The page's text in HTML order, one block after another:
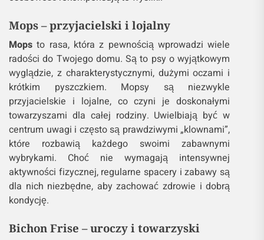
Mops – przyjacielski i lojalny
Mops to rasa, która z pewnością wprowadzi wiele
radości do Twojego domu. Są to psy o wyjątkowym
wyglądzie, z charakterystycznymi, dużymi oczami i
krótkim pyszczkiem. Mopsy są niezwykle
przyjacielskie i lojalne, co czyni je doskonałymi
towarzyszami dla całej rodziny. Uwielbiają być w
centrum uwagi i często są prawdziwymi „klownami”,
które rozbawią każdego swoimi zabawnymi
wybrykami. Choć nie wymagają intensywnej
aktywności fizycznej, regularne spacery i zabawy są
dla nich niezbędne, aby zachować zdrowie i dobrą
kondycję.
Bichon Frise – uroczy i towarzyski